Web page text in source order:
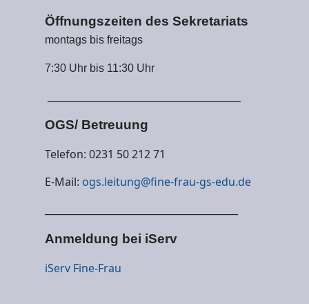
Öffnungszeiten des Sekretariats
montags bis freitags
7:30 Uhr bis 11:30 Uhr
OGS/ Betreuung
Telefon: 0231 50 212 71
E-Mail: ogs.leitung@fine-frau-gs-edu.de
Anmeldung bei iServ
iServ Fine-Frau